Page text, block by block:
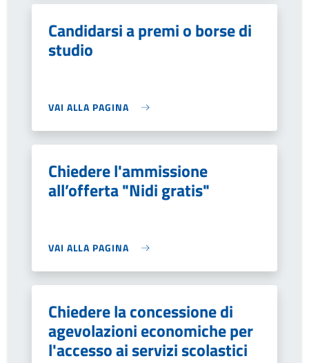
Candidarsi a premi o borse di
studio
VAI ALLA PAGINA
Chiedere l'ammissione
all’offerta "Nidi gratis"
VAI ALLA PAGINA
Chiedere la concessione di
agevolazioni economiche per
l'accesso ai servizi scolastici